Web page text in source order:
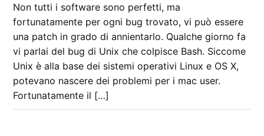
Non tutti i software sono perfetti, ma
fortunatamente per ogni bug trovato, vi può essere
una patch in grado di annientarlo. Qualche giorno fa
vi parlai del bug di Unix che colpisce Bash. Siccome
Unix è alla base dei sistemi operativi Linux e OS X,
potevano nascere dei problemi per i mac user.
Fortunatamente il […]